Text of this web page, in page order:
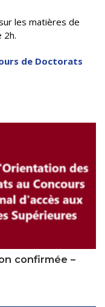
Sociales
Universitaires
les matières de
2h.
de Doctorats
confirmée –